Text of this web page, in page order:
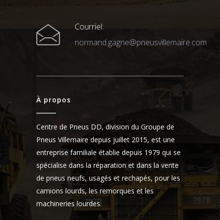
Courriel:
normand.gagne@pneusvillemaire.com
À propos
Centre de Pneus DD, division du Groupe de
Pneus Villemaire depuis juillet 2015, est une
entreprise familiale établie depuis 1979 qui se
spécialise dans la réparation et dans la vente
de pneus neufs, usagés et rechapés, pour les
camions lourds, les remorques et les
machineries lourdes.